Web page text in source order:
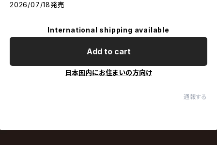
2026/07/18発売
International shipping available
Add to cart
日本国内にお住まいの方向け
通報する